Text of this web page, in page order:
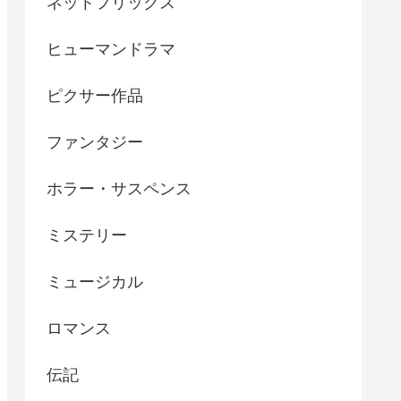
ヒューマンドラマ
ピクサー作品
ファンタジー
ホラー・サスペンス
ミステリー
ミュージカル
ロマンス
伝記